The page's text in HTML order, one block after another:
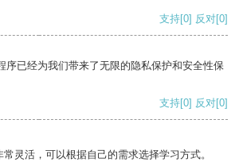
支持[0] 反对[0]
序已经为我们带来了无限的隐私保护和安全性保
支持[0] 反对[0]
灵活，可以根据自己的需求选择学习方式。